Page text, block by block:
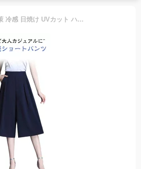
日焼け対策 冷感 紫外線対策 レディース UV対策 冷感 日焼け UVカット ハーフパンツ 紫外線 ハーフパンツ 接触冷感 吸水速乾 レディース 紫外線カット パンツ 洗える 美脚パンツ 半ズボン ボトムス ハイウェスト Aライン